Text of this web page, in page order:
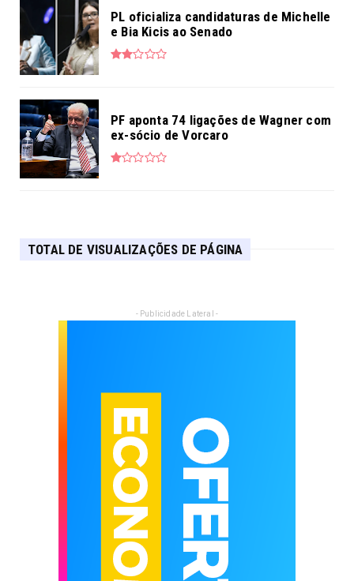
PL oficializa candidaturas de Michelle
e Bia Kicis ao Senado
PF aponta 74 ligações de Wagner com
ex-sócio de Vorcaro
TOTAL DE VISUALIZAÇÕES DE PÁGINA
- Publicidade Lateral -